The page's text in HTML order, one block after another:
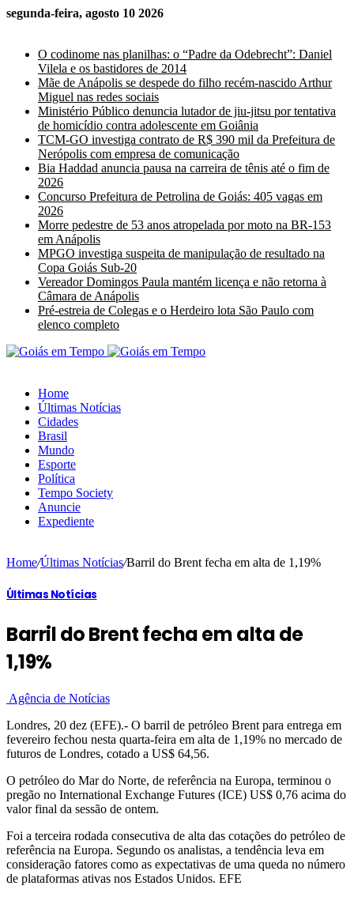
segunda-feira, agosto 10 2026
O codinome nas planilhas: o “Padre da Odebrecht”: Daniel
Vilela e os bastidores de 2014
Mãe de Anápolis se despede do filho recém-nascido Arthur
Miguel nas redes sociais
Ministério Público denuncia lutador de jiu-jitsu por tentativa
de homicídio contra adolescente em Goiânia
TCM-GO investiga contrato de R$ 390 mil da Prefeitura de
Nerópolis com empresa de comunicação
Bia Haddad anuncia pausa na carreira de tênis até o fim de
2026
Concurso Prefeitura de Petrolina de Goiás: 405 vagas em
2026
Morre pedestre de 53 anos atropelada por moto na BR-153
em Anápolis
MPGO investiga suspeita de manipulação de resultado na
Copa Goiás Sub-20
Vereador Domingos Paula mantém licença e não retorna à
Câmara de Anápolis
Pré-estreia de Colegas e o Herdeiro lota São Paulo com
elenco completo
Home
Últimas Notícias
Cidades
Brasil
Mundo
Esporte
Política
Tempo Society
Anuncie
Expediente
Home/Últimas Notícias/Barril do Brent fecha em alta de 1,19%
Últimas Notícias
Barril do Brent fecha em alta de
1,19%
Agência de Notícias
Londres, 20 dez (EFE).- O barril de petróleo Brent para entrega em
fevereiro fechou nesta quarta-feira em alta de 1,19% no mercado de
futuros de Londres, cotado a US$ 64,56.
O petróleo do Mar do Norte, de referência na Europa, terminou o
pregão no International Exchange Futures (ICE) US$ 0,76 acima do
valor final da sessão de ontem.
Foi a terceira rodada consecutiva de alta das cotações do petróleo de
referência na Europa. Segundo os analistas, a tendência leva em
consideração fatores como as expectativas de uma queda no número
de plataformas ativas nos Estados Unidos. EFE